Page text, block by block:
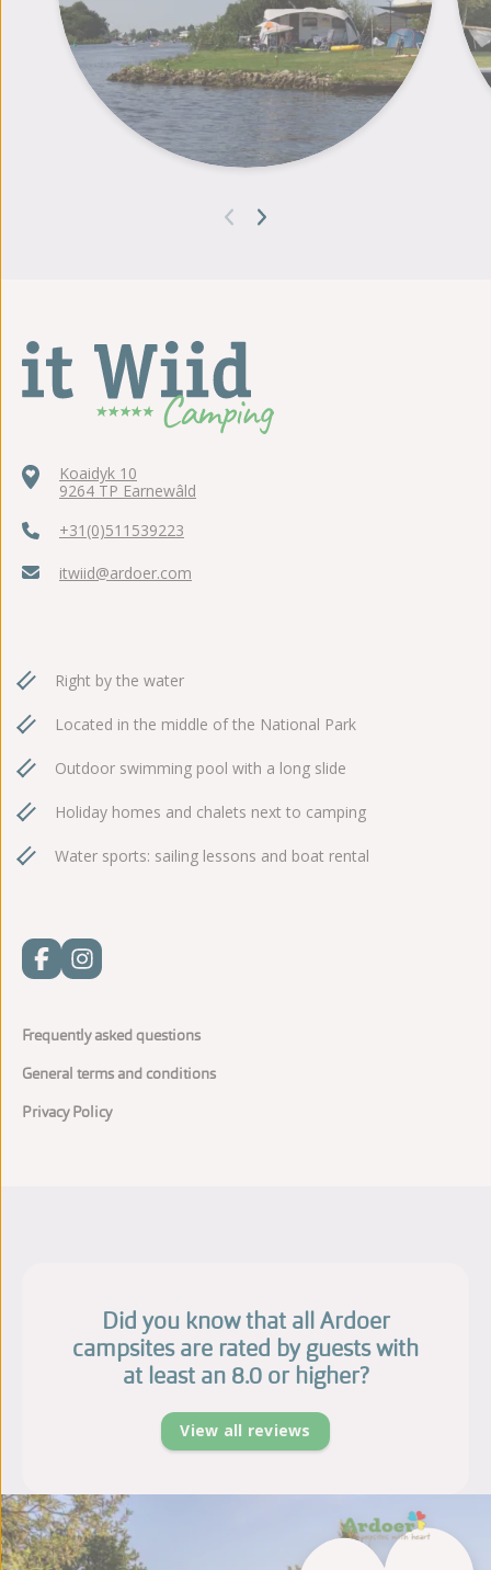
Koaidyk 10
9264 TP Earnewâld
+31(0)511539223
itwiid@ardoer.com
Right by the water
Located in the middle of the National Park
Outdoor swimming pool with a long slide
Holiday homes and chalets next to camping
Water sports: sailing lessons and boat rental
Frequently asked questions
General terms and conditions
Privacy Policy
Did you know that all Ardoer
campsites are rated by guests with
at least an 8.0 or higher?
View all reviews